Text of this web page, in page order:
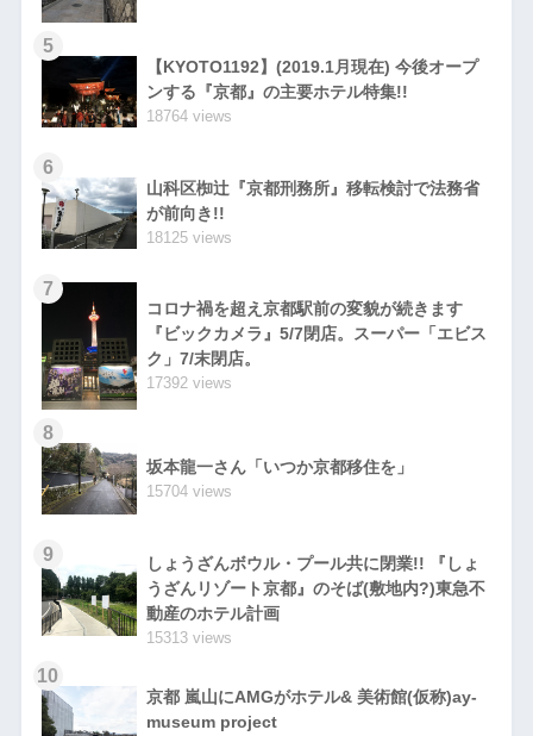
5
【KYOTO1192】(2019.1月現在) 今後オープ
ンする『京都』の主要ホテル特集!!
18764 views
6
山科区椥辻『京都刑務所』移転検討で法務省
が前向き!!
18125 views
7
コロナ禍を超え京都駅前の変貌が続きます
『ビックカメラ』5/7閉店。スーパー「エビス
ク」7/末閉店。
17392 views
8
坂本龍一さん「いつか京都移住を」
15704 views
9
しょうざんボウル・プール共に閉業!! 『しょ
うざんリゾート京都』のそば(敷地内?)東急不
動産のホテル計画
15313 views
10
京都 嵐山にAMGがホテル& 美術館(仮称)ay-
museum project